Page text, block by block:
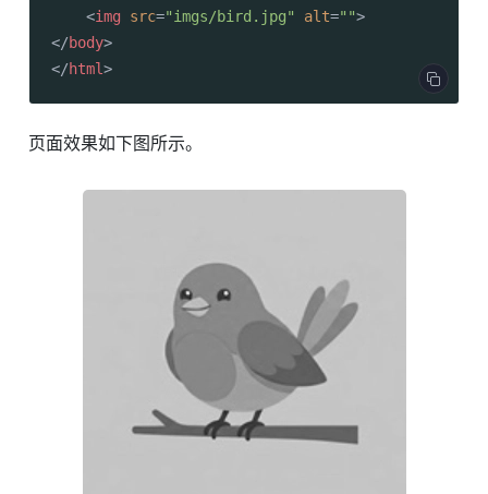
<img src="imgs/bird.jpg" alt="">
</body>
</html>
页面效果如下图所示。